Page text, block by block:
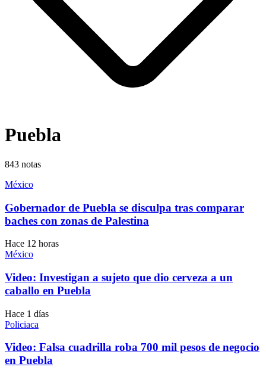
Puebla
843 notas
México
Gobernador de Puebla se disculpa tras comparar
baches con zonas de Palestina
Hace 12 horas
México
Video: Investigan a sujeto que dio cerveza a un
caballo en Puebla
Hace 1 días
Policiaca
Video: Falsa cuadrilla roba 700 mil pesos de negocio
en Puebla